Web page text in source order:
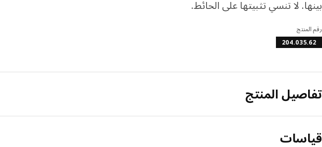
بينها. لا تنسي تثبيتها على الحائط.
رقم المنتج
204.035.62
تفاصيل المنتج
قياسات